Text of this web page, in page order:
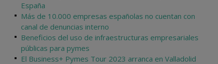
España
Más de 10.000 empresas españolas no cuentan con
canal de denuncias interno
Beneficios del uso de infraestructuras empresariales
públicas para pymes
El Business+ Pymes Tour 2023 arranca en Valladolid